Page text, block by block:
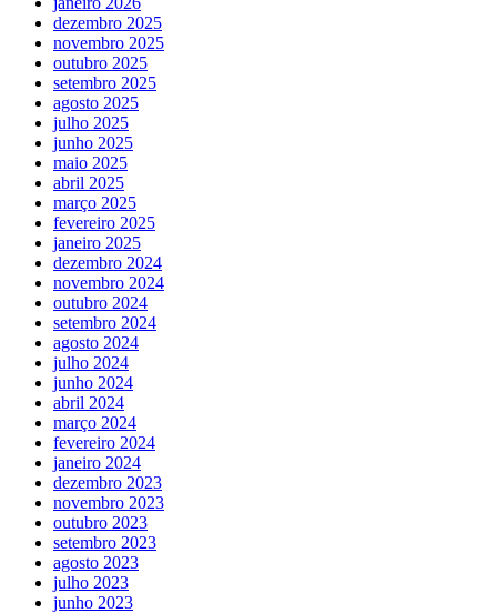
dezembro 2025
novembro 2025
outubro 2025
setembro 2025
agosto 2025
julho 2025
junho 2025
maio 2025
abril 2025
março 2025
fevereiro 2025
janeiro 2025
dezembro 2024
novembro 2024
outubro 2024
setembro 2024
agosto 2024
julho 2024
junho 2024
abril 2024
março 2024
fevereiro 2024
janeiro 2024
dezembro 2023
novembro 2023
outubro 2023
setembro 2023
agosto 2023
julho 2023
junho 2023